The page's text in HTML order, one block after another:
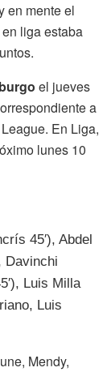
en mente el
liga estaba
el jueves
a
En Liga,
lunes 10
45′), Abdel
Davinchi
Luis Milla
Luis
Mendy,